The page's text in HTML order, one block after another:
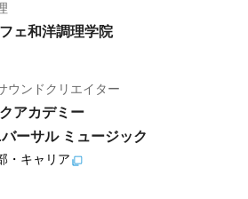
ェ和洋調理学院
ウンドクリエイター
アカデミー
ーサル ミュージック
・キャリア